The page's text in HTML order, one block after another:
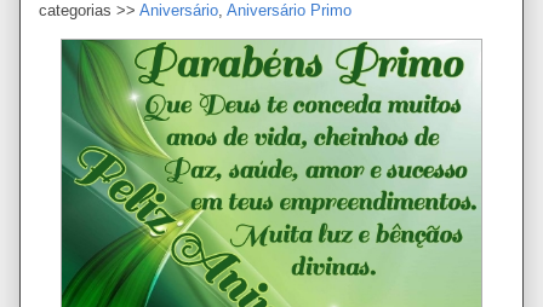
categorias >> Aniversário, Aniversário Primo